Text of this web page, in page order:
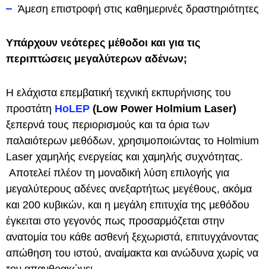
Άμεση επιστροφή στις καθημερινές δραστηριότητες
Υπάρχουν νεότερες μέθοδοι και για τις
περιπτώσεις μεγαλύτερων αδένων;
Η ελάχιστα επεμβατική τεχνική εκπυρήνισης του
προστάτη HoLEP (Low Power Holmium Laser)
ξεπερνά τους περιορισμούς και τα όρια των
παλαιότερων μεθόδων, χρησιμοποιώντας το Holmium
Laser χαμηλής ενεργείας και χαμηλής συχνότητας.
Αποτελεί πλέον τη μοναδική λύση επιλογής για
μεγαλύτερους αδένες ανεξαρτήτως μεγέθους, ακόμα
και 200 κυβικών, και η μεγάλη επιτυχία της μεθόδου
έγκειται στο γεγονός πως προσαρμόζεται στην
ανατομία του κάθε ασθενή ξεχωριστά, επιτυγχάνοντας
απώθηση του ιστού, αναίμακτα και ανώδυνα χωρίς να